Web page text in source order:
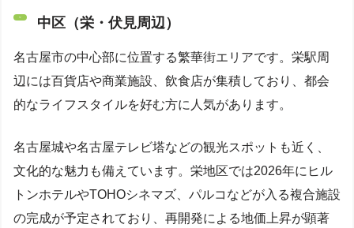
中区（栄・伏見周辺）
名古屋市の中心部に位置する繁華街エリアです。栄駅周
辺には百貨店や商業施設、飲食店が集積しており、都会
的なライフスタイルを好む方に人気があります。
名古屋城や名古屋テレビ塔などの観光スポットも近く、
文化的な魅力も備えています。栄地区では2026年にヒル
トンホテルやTOHOシネマズ、パルコなどが入る複合施設
の完成が予定されており、再開発による地価上昇が顕著